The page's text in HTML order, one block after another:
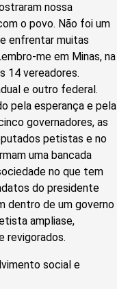
nossa
o povo. Não foi um
enfrentar muitas
me em Minas, na
14 vereadores.
e outro federal.
pela esperança e pela
governadores, as
petistas e no
uma bancada
no que tem
do presidente
dentro de um governo
ampliase,
revigorados.
social e